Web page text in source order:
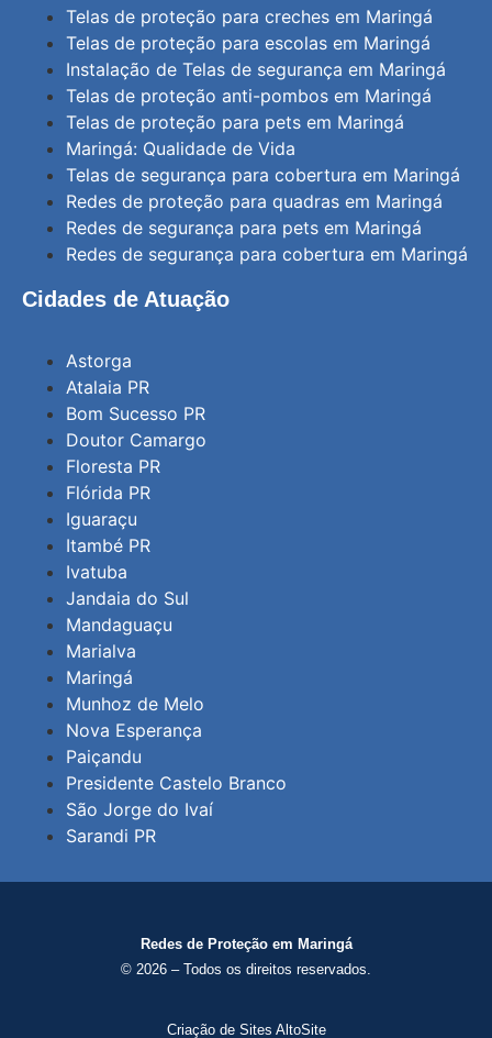
Telas de proteção para creches em Maringá
Telas de proteção para escolas em Maringá
Instalação de Telas de segurança em Maringá
Telas de proteção anti-pombos em Maringá
Telas de proteção para pets em Maringá
Maringá: Qualidade de Vida
Telas de segurança para cobertura em Maringá
Redes de proteção para quadras em Maringá
Redes de segurança para pets em Maringá
Redes de segurança para cobertura em Maringá
Cidades de Atuação
Astorga
Atalaia PR
Bom Sucesso PR
Doutor Camargo
Floresta PR
Flórida PR
Iguaraçu
Itambé PR
Ivatuba
Jandaia do Sul
Mandaguaçu
Marialva
Maringá
Munhoz de Melo
Nova Esperança
Paiçandu
Presidente Castelo Branco
São Jorge do Ivaí
Sarandi PR
Redes de Proteção em Maringá
© 2026 – Todos os direitos reservados.
Criação de Sites AltoSite